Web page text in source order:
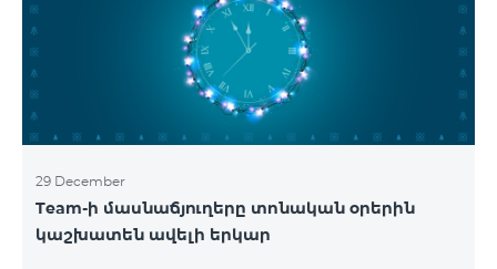
29 December
Team-ի մասնաճյուղերը տոնական օրերին
կաշխատեն ավելի երկար